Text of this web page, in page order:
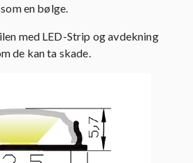
en bølge.
med LED-Strip og avdekning
de kan ta skade.